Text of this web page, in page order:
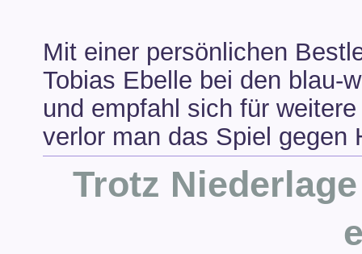
Mit einer persönlichen
Tobias Ebelle bei den blau-
und empfahl sich für
verlor man das Spiel gegen
Trotz